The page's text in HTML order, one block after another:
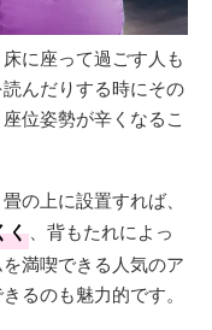
に座って過ごす人も
んだりする時にその
位姿勢が辛くなるこ
の上に設置すれば、
く 、背もたれによっ
満喫できる人気のア
るのも魅力的です。